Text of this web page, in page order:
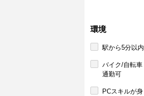
環境
駅から5分以内
バイク/自転車
通勤可
PCスキルが身